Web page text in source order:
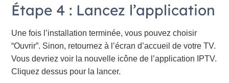
Étape 4 : Lancez l’application
Une fois l’installation terminée, vous pouvez choisir
“Ouvrir”. Sinon, retournez à l’écran d’accueil de votre TV.
Vous devriez voir la nouvelle icône de l’application IPTV.
Cliquez dessus pour la lancer.